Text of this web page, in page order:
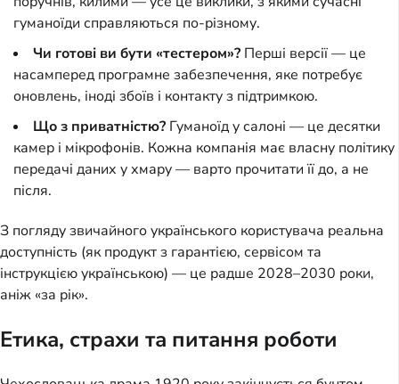
гуманоїди справляються по-різному.
Чи готові ви бути «тестером»? Перші версії — це
насамперед програмне забезпечення, яке потребує
оновлень, іноді збоїв і контакту з підтримкою.
Що з приватністю? Гуманоїд у салоні — це десятки
камер і мікрофонів. Кожна компанія має власну політику
передачі даних у хмару — варто прочитати її до, а не
після.
З погляду звичайного українського користувача реальна
доступність (як продукт з гарантією, сервісом та
інструкцією українською) — це радше 2028–2030 роки,
аніж «за рік».
Етика, страхи та питання роботи